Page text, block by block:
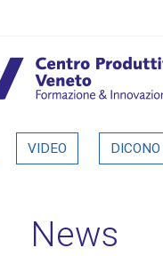
VIDEO
News